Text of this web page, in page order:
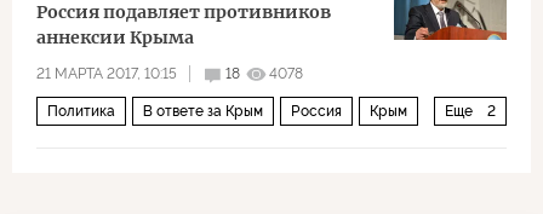
100-летняя годовщина Русской революции
революция
Россия подавляет противников
аннексии Крыма
21 МАРТА 2017, 10:15 18 4078
Еще 2
Политика В ответе за Крым Россия Крым